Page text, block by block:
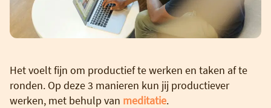
Het voelt fijn om productief te werken en taken af te
ronden. Op deze 3 manieren kun jij productiever
werken, met behulp van meditatie.